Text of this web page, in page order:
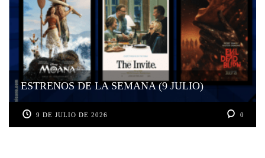
ESTRENOS DE LA SEMANA (9 JULIO)
9 DE JULIO DE 2026 0